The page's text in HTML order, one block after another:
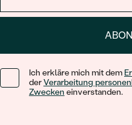
Ich erkläre mich mit dem
derVerarbeitung
Zwecken einverstanden.